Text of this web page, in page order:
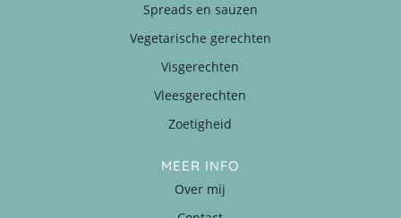
Spreads en sauzen
Vegetarische gerechten
Visgerechten
Vleesgerechten
Zoetigheid
MEER INFO
Over mij